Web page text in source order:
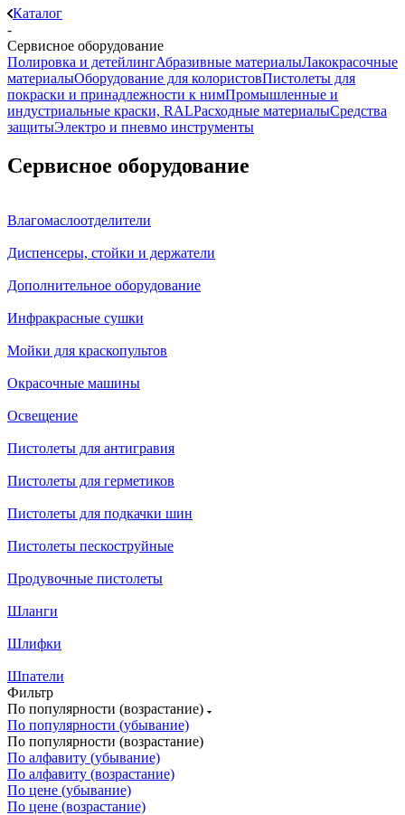
Каталог
-
Сервисное оборудование
Полировка и детейлингАбразивные материалыЛакокрасочные
материалыОборудование для колористовПистолеты для
покраски и принадлежности к нимПромышленные и
индустриальные краски, RALРасходные материалыСредства
защитыЭлектро и пневмо инструменты
Сервисное оборудование
Влагомаслоотделители
Диспенсеры, стойки и держатели
Дополнительное оборудование
Инфракрасные сушки
Мойки для краскопультов
Окрасочные машины
Освещение
Пистолеты для антигравия
Пистолеты для герметиков
Пистолеты для подкачки шин
Пистолеты пескоструйные
Продувочные пистолеты
Шланги
Шлифки
Шпатели
Фильтр
По популярности (возрастание)
По популярности (убывание)
По популярности (возрастание)
По алфавиту (убывание)
По алфавиту (возрастание)
По цене (убывание)
По цене (возрастание)